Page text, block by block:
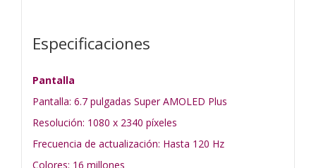
Especificaciones
Pantalla
Pantalla: 6.7 pulgadas Super AMOLED Plus
Resolución: 1080 x 2340 píxeles
Frecuencia de actualización: Hasta 120 Hz
Colores: 16 millones